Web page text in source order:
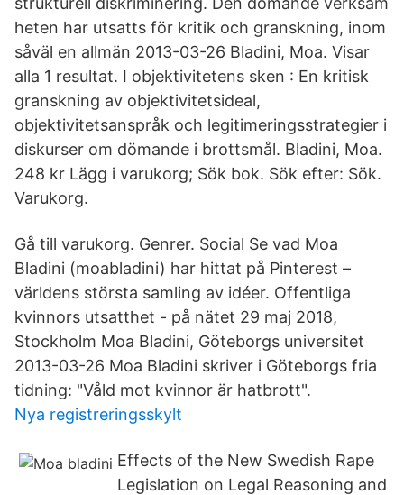
heten har utsatts för kritik och granskning, inom
såväl en allmän 2013-03-26 Bladini, Moa. Visar
alla 1 resultat. I objektivitetens sken : En kritisk
granskning av objektivitetsideal,
objektivitetsanspråk och legitimeringsstrategier i
diskurser om dömande i brottsmål. Bladini, Moa.
248 kr Lägg i varukorg; Sök bok. Sök efter: Sök.
Varukorg.
Gå till varukorg. Genrer. Social Se vad Moa
Bladini (moabladini) har hittat på Pinterest –
världens största samling av idéer. Offentliga
kvinnors utsatthet - på nätet 29 maj 2018,
Stockholm Moa Bladini, Göteborgs universitet
2013-03-26 Moa Bladini skriver i Göteborgs fria
tidning: "Våld mot kvinnor är hatbrott".
Nya registreringsskylt
Effects of the New Swedish Rape
Legislation on Legal Reasoning and